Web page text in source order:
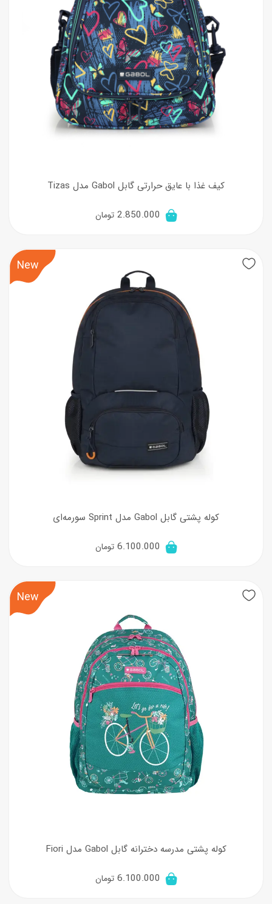
کیف غذا با عایق حرارتی گابل Gabol مدل Tizas
2.850.000 تومان
New
کوله پشتی گابل Gabol مدل Sprint سورمه‌ای
6.100.000 تومان
New
کوله پشتی مدرسه دخترانه گابل Gabol مدل Fiori
6.100.000 تومان